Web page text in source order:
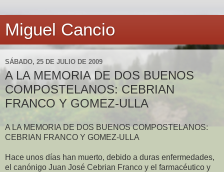
Miguel Cancio
SÁBADO, 25 DE JULIO DE 2009
A LA MEMORIA DE DOS BUENOS
COMPOSTELANOS: CEBRIAN
FRANCO Y GOMEZ-ULLA
A LA MEMORIA DE DOS BUENOS COMPOSTELANOS:
CEBRIAN FRANCO Y GOMEZ-ULLA
Hace unos días han muerto, debido a duras enfermedades,
el canónigo Juan José Cebrian Franco y el farmacéutico y